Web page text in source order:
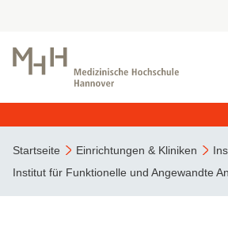
Startseite Einrichtungen & Kliniken
Institut für Funktionelle und Angewandte